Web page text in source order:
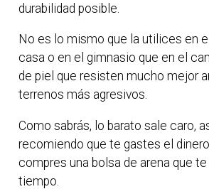
durabilidad posible.
No es lo mismo que la utilices en
casa o en el gimnasio que en el
de piel que resisten mucho mejor
terrenos más agresivos.
Como sabrás, lo barato sale caro,
recomiendo que te gastes el
compres una bolsa de arena que
tiempo.